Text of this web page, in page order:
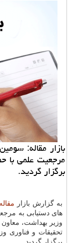
بازار مقاله:
برگزار گردید.
به گزارش بازار مقاله
های دستیابی به
وزیر بهداشت،
تحقیقات و فناوری
برگزار گردید.